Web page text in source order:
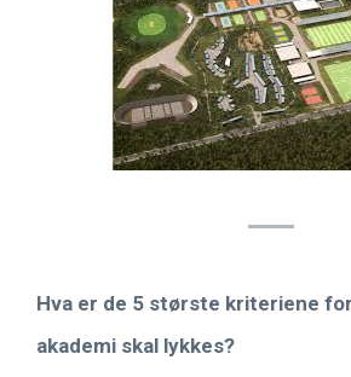
Hva er de 5 største kriteriene for
akademi skal lykkes?